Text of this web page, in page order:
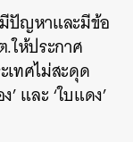
มีปัญหาและมีข้อ
.ให้ประกาศ
เทศไม่สะดุด
และ ‘ใบแดง’